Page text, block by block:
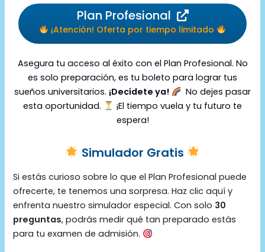
Plan Profesional
¡Atención! Oferta por tiempo limitado
Asegura tu acceso al éxito con el Plan Profesional. No
es solo preparación, es tu boleto para lograr tus
sueños universitarios. ¡Decídete ya!
No dejes pasar
esta oportunidad.
¡El tiempo vuela y tu futuro te
espera!
Simulador Gratis
Si estás curioso sobre lo que el Plan Profesional puede
ofrecerte, te tenemos una sorpresa. Haz clic aquí y
enfrenta nuestro simulador especial. Con solo 30
preguntas, podrás medir qué tan preparado estás
para tu examen de admisión.